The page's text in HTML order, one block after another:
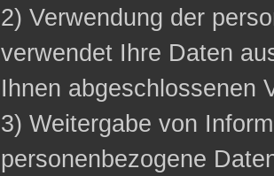
2) Verwendung der
verwendet Ihre Daten
Ihnen abgeschlossenen
3) Weitergabe von
personenbezogene